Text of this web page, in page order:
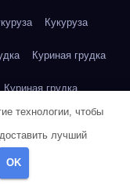
Кукуруза
Куриная грудка
Куриная грудка
технологии, чтобы
лучший
OK